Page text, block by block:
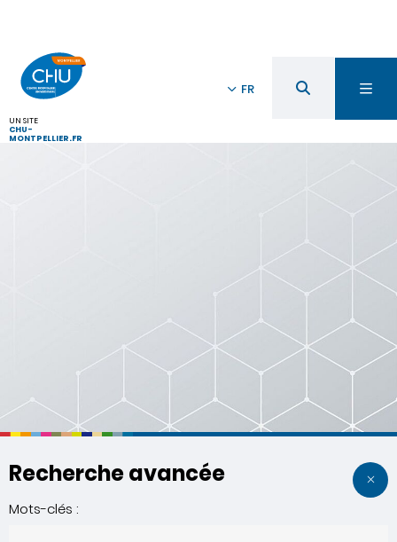
UN SITE
CHU-
MONTPELLIER.FR
FR
Recherche avancée
Mots-clés :